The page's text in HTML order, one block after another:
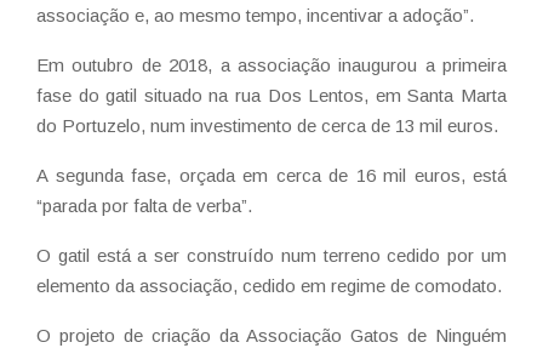
associação e, ao mesmo tempo, incentivar a adoção”.
Em outubro de 2018, a associação inaugurou a primeira
fase do gatil situado na rua Dos Lentos, em Santa Marta
do Portuzelo, num investimento de cerca de 13 mil euros.
A segunda fase, orçada em cerca de 16 mil euros, está
“parada por falta de verba”.
O gatil está a ser construído num terreno cedido por um
elemento da associação, cedido em regime de comodato.
O projeto de criação da Associação Gatos de Ninguém